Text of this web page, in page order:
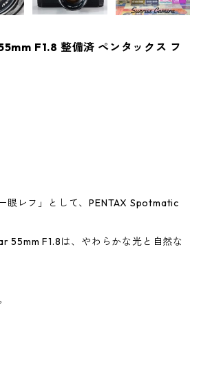
F1.8 整備済 ペンタックス フ
眼レフ」として、PENTAX Spotmatic
55mm F1.8は、やわらかな光と自然な